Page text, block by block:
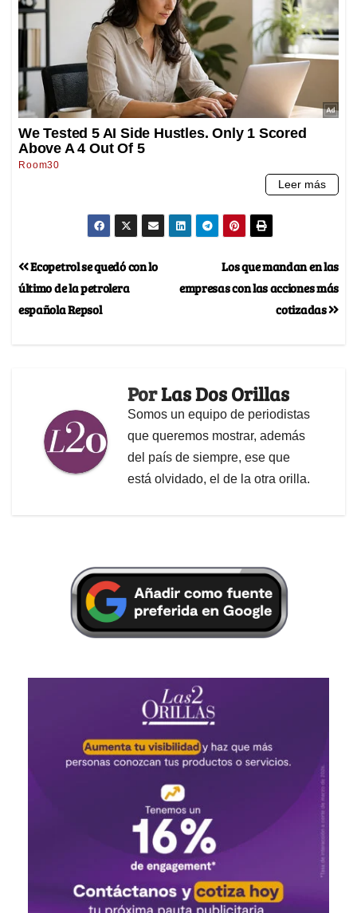
Los que mandan en las
empresas con las acciones más
cotizadas
Ecopetrol se quedó con lo
último de la petrolera
española Repsol
PorLas Dos Orillas
Somos un equipo de periodistas
que queremos mostrar, además
del país de siempre, ese que
está olvidado, el de la otra orilla.